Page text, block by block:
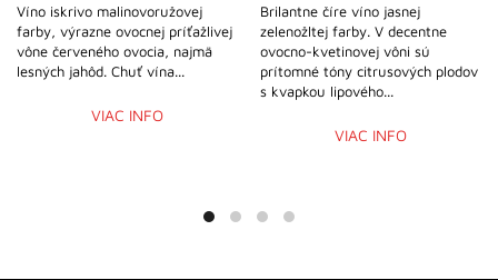
Víno iskrivo malinovoružovej
farby, výrazne ovocnej príťažlivej
vône červeného ovocia, najmä
lesných jahôd. Chuť vína...
VIAC INFO
Brilantne číre víno jasnej
zelenožltej farby. V decentne
ovocno-kvetinovej vôni sú
prítomné tóny citrusových plodov
s kvapkou lipového...
VIAC INFO